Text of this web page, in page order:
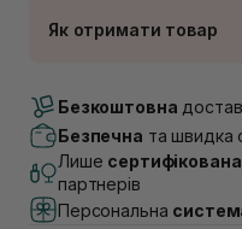
Як отримати товар
В наявності
Самовивіз м.
Немає в наявності!
Самовивіз м. Львів,
(Duck’s Lake)
В наявності
Безкоштовна
Безпечна та швидка
Лише
партнерів
Персональна